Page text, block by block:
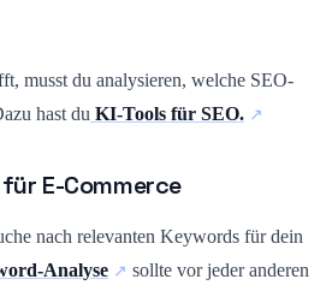
musst du analysieren, welche SEO-
hast du KI-Tools für SEO.
E-Commerce
nach relevanten Keywords für dein
Analyse
sollte vor jeder anderen